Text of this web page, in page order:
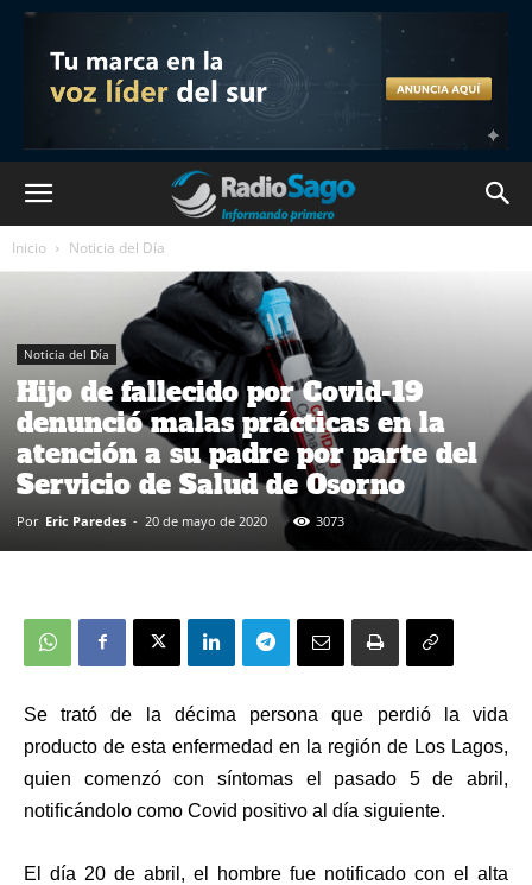
Inicio Noticia del Día
Noticia del Día
Hijo de fallecido por Covid-19
denunció malas prácticas en la
atención a su padre por parte del
Servicio de Salud de Osorno
Por Eric Paredes - 20 de mayo de 2020 3073
Se trató de la décima persona que perdió la vida
producto de esta enfermedad en la región de Los Lagos,
quien comenzó con síntomasel pasado 5 de abril,
notificándolo como Covid positivo al día siguiente.
El día 20 de abril, el hombre fue notificado con el alta